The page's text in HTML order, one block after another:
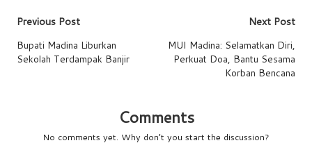
Previous Post
Bupati Madina Liburkan
Sekolah Terdampak Banjir
Next Post
MUI Madina: Selamatkan Diri,
Perkuat Doa, Bantu Sesama
Korban Bencana
Comments
No comments yet. Why don’t you start the discussion?